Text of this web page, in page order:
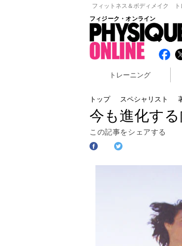
フィットネス＆ボディメイク ト
フィジーク・オンライン
トレーニング
トップ スペシャリスト
今も進化す
この記事をシェアする